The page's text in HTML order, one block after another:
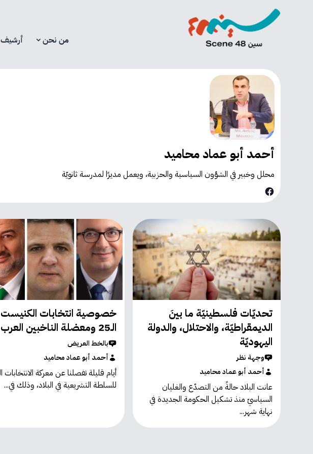
من نحن أرشيف
أحمد أبو عماد محاميد
محلل وخبير في الشؤون السياسية والحزبية، ويعمل مديرًا لمدرسة ثانويّة
Facebook
تحديّات فلسطينيّة ما بينَ
الديمقراطيّة، والاحتلال، والدولة
اليهوديّة
وجهة نظر
أحمد أبو عماد محاميد
عانت البلاد حالةً من التصدّع والغليان
السياسيّ منذ تشكيل الحكومة الجديدة في
نهاية شهر...
خصوصية انتخابات الكنيست
الـ25 ومعضلة الناخبين العرب
بالخط العريض
أحمد أبو عماد محاميد
للسلطة التشريعية في البلاد، وذلك في...